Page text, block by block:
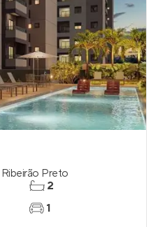
Ribeirão Preto
2
1